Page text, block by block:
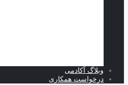
وبلاگ آکادمی
درخواست همکاری